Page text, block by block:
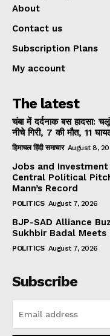
About
Contact us
Subscription Plans
My account
The latest
चंबा में दर्दनाक बस हादसा:
नीचे गिरी, 7 की मौत, 11
हिमाचल हिंदी समाचार August 8,
Jobs and Investment
Central Political
Mann’s Record
POLITICS August 7, 2026
BJP-SAD Alliance
Sukhbir Badal Meets
POLITICS August 7, 2026
Subscribe